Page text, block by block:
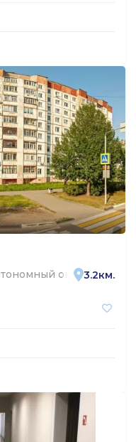
округ — Югра,
3.2км.